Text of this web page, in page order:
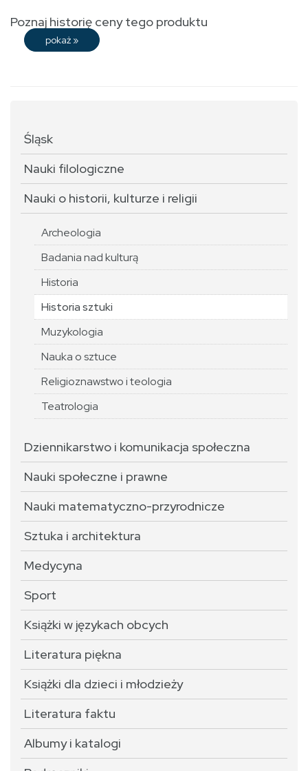
Poznaj historię ceny tego produktu
pokaż »
Śląsk
Nauki filologiczne
Nauki o historii, kulturze i religii
Archeologia
Badania nad kulturą
Historia
Historia sztuki
Muzykologia
Nauka o sztuce
Religioznawstwo i teologia
Teatrologia
Dziennikarstwo i komunikacja społeczna
Nauki społeczne i prawne
Nauki matematyczno-przyrodnicze
Sztuka i architektura
Medycyna
Sport
Książki w językach obcych
Literatura piękna
Książki dla dzieci i młodzieży
Literatura faktu
Albumy i katalogi